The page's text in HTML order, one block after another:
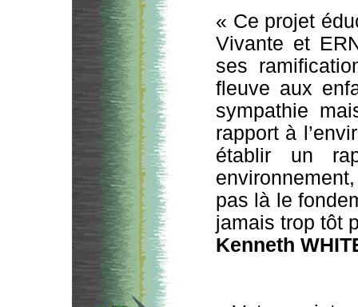
« Ce projet
Vivante et
ses
fleuve aux
sympathie
rapport à
établir un
pas là le
jamais trop tôt
Kenneth